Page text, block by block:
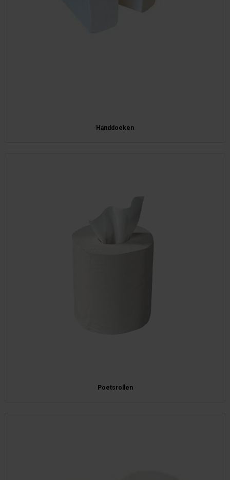
Handdoeken
Poetsrollen